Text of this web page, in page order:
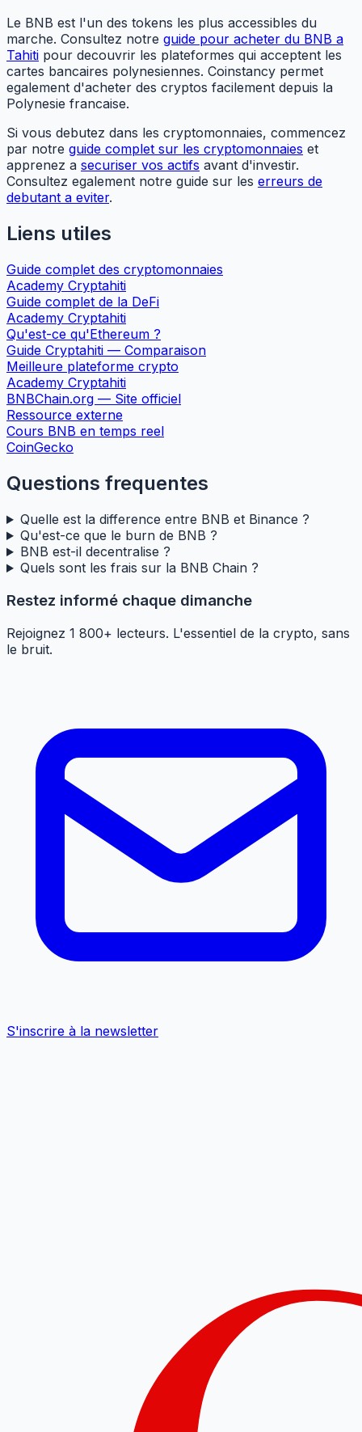
Le BNB est l'un des tokens les plus accessibles du
marche. Consultez notre guide pour acheter du BNB a
Tahiti pour decouvrir les plateformes qui acceptent les
cartes bancaires polynesiennes. Coinstancy permet
egalement d'acheter des cryptos facilement depuis la
Polynesie francaise.
Si vous debutez dans les cryptomonnaies, commencez
par notre guide complet sur les cryptomonnaies et
apprenez a securiser vos actifs avant d'investir.
Consultez egalement notre guide sur les erreurs de
debutant a eviter.
Liens utiles
Guide complet des cryptomonnaies
Academy Cryptahiti
Guide complet de la DeFi
Academy Cryptahiti
Qu'est-ce qu'Ethereum ?
Guide Cryptahiti — Comparaison
Meilleure plateforme crypto
Academy Cryptahiti
BNBChain.org — Site officiel
Ressource externe
Cours BNB en temps reel
CoinGecko
Questions frequentes
Quelle est la difference entre BNB et Binance ?
Qu'est-ce que le burn de BNB ?
BNB est-il decentralise ?
Quels sont les frais sur la BNB Chain ?
Restez informé chaque dimanche
Rejoignez 1 800+ lecteurs. L'essentiel de la crypto, sans
le bruit.
S'inscrire à la newsletter